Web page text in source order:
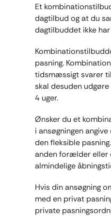
Et
dagtilbud og at du
dagtilbuddet ikke
pasning.
tidsmæssigt svarer
skal desuden
4 uger.
Ønsker du et
i ansøgningen
den fleksible
anden forælder eller
almindelige
Hvis din ansøgning
med en privat
private